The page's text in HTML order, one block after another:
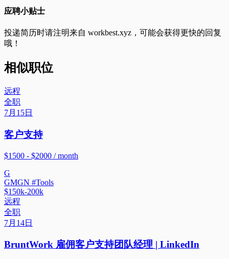
应聘小贴士
投递简历时请注明来自 workbest.xyz ，可能会获得更快的回复
哦！
相似职位
远程
全职
7月15日
客户支持
$1500 - $2000 / month
G
GMGN #Tools
$150k-200k
远程
全职
7月14日
BruntWork 雇佣客户支持团队经理 | LinkedIn